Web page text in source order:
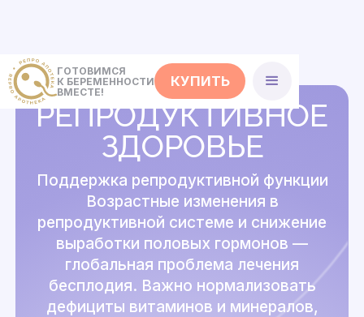
ГОТОВИМСЯ
К БЕРЕМЕННОСТИ
ВМЕСТЕ!
КУПИТЬ
РЕПРОДУКТИВНОЕ
ЗДОРОВЬЕ
Поддержка репродуктивной функции
Возрастные изменения в
репродуктивной системе и снижение
выработки половых гормонов —
глобальная проблема лечения
бесплодия. Важно нормализовать
дефициты витаминов и минералов,